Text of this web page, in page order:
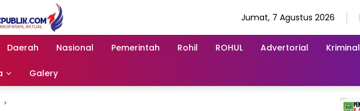
Jumat, 7 Agustus 2026
Daerah Nasional Pemerintah Rohil ROHUL Advertorial Kriminal
Galery